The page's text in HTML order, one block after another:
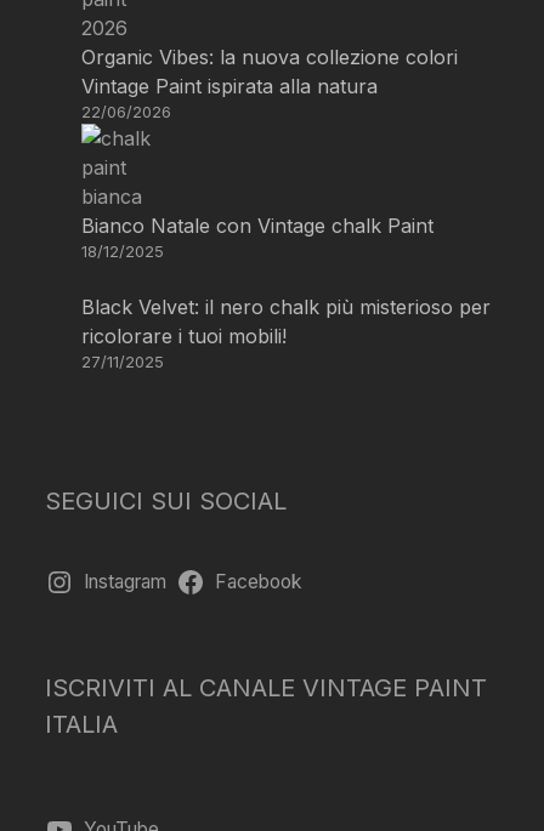
Organic Vibes: la nuova collezione colori
Vintage Paint ispirata alla natura
22/06/2026
Bianco Natale con Vintage chalk Paint
18/12/2025
Black Velvet: il nero chalk più misterioso per
ricolorare i tuoi mobili!
27/11/2025
SEGUICI SUI SOCIAL
Instagram Facebook
ISCRIVITI AL CANALE VINTAGE PAINT
ITALIA